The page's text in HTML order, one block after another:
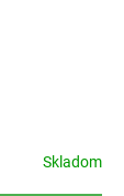
Skladom